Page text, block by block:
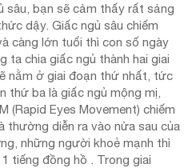
sâu, bạn sẽ cảm thấy rất sảng
dậy. Giấc ngủ sâu chiếm
càng lớn tuổi thì con số ngày
ta chia giấc ngủ thành hai giai
nằm ở giai đoạn thứ nhất, tức
thứ ba là giấc ngủ mộng mị,
(Rapid Eyes Movement) chiếm
thường diễn ra vào nửa sau của
những người khoẻ mạnh thì
tiếng đồng hồ . Trong giai